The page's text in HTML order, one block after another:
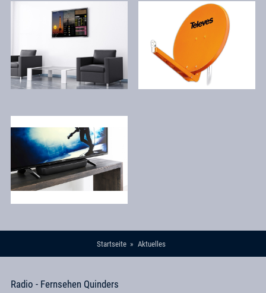
Startseite Aktuelles
Radio - Fernsehen Quinders